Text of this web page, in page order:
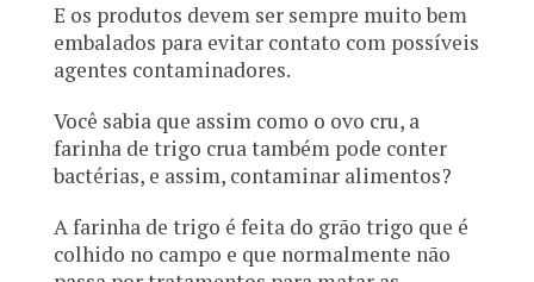
E os produtos devem ser sempre muito bem
embalados para evitar contato com possíveis
agentes contaminadores.
Você sabia que assim como o ovo cru, a
farinha de trigo crua também pode conter
bactérias, e assim, contaminar alimentos?
A farinha de trigo é feita do grão trigo que é
colhido no campo e que normalmente não